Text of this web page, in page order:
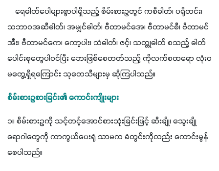
ရေဓါတ်ပေါများစွာပါရှိသည့် စိမ်းစားဥတွင် ကစီဓါတ်၊ ပရိုတင်း၊
သဘာဝအဆီဓါတ်၊ အမျှင်ဓါတ်၊ ဗီတာမင်အေ၊ ဗီတာမင်စီ၊ ဗီတာမင်
အီး၊ ဗီတာမင်ကေ၊ ကော့ပါး၊ သံဓါတ်၊ ဇင့်၊ သတ္တုဓါတ် စသည့် ဓါတ်
ပေါင်းစုတွေပါဝင်ပြီး ဘေးဖြစ်စေတတ်သည့် ကိုလက်စထရော လုံးဝ
မတွေ့ရှိရကြောင်း သုတေသီများမှ ဆိုကြပါသည်။
စိမ်းစားဥစားခြင်း၏ ကောင်းကျိုးများ
၁။ စိမ်းစားဥကို သင့်တင့်အောင်စားသုံးခြင်းဖြင့် ဆီးချို၊ သွေးချို
ရောဂါတွေကို ကာကွယ်ပေးရုံ သာမက ခံတွင်းကိုလည်း ကောင်းမွန်
စေပါသည်။